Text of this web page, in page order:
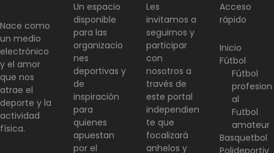
Nace como
un medio
electrónico
y el amor
que nos
atrae el
deporte y la
actividad
física.
Un espacio
disponible
para las
organizacio
nes
deportivas y
de
inspiración
para
quienes
apuestan
por el
Les
invitamos a
seguirnos y
participar
con
nosotros a
través de
este portal
independien
te que
focalizará
anhelos y
Acceso
rápido
Inicio
Fútbol
Fútbol
profesion
al
Futbol
amateur
Basquetbol